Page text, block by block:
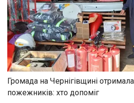
Громада на Чернігівщині
пожежників: хто допоміг